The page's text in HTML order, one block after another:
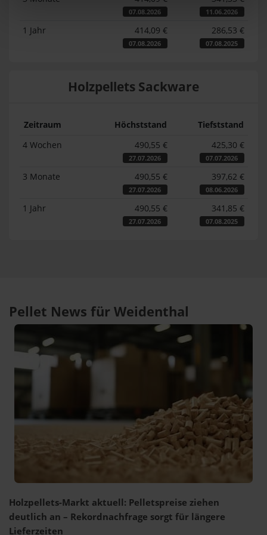
07.08.2026 11.06.2026
1 Jahr 414,09 €
07.08.2026
286,53 €
07.08.2025
Holzpellets Sackware
Zeitraum Höchststand
Tiefststand
4 Wochen
490,55 €
27.07.2026
425,30 €
07.07.2026
3 Monate 490,55 €
27.07.2026
397,62 €
08.06.2026
1 Jahr 490,55 €
27.07.2026
341,85 €
07.08.2025
Pellet News für Weidenthal
Holzpellets-Markt aktuell: Pelletspreise ziehen
deutlich an – Rekordnachfrage sorgt für längere
Lieferzeiten